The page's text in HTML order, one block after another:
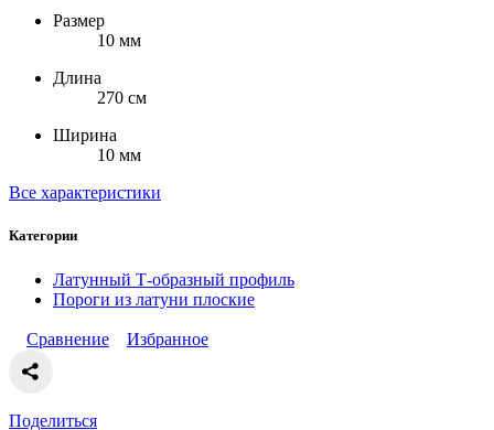
Размер
10 мм
Длина
270 см
Ширина
10 мм
Все характеристики
Категории
Латунный Т-образный профиль
Пороги из латуни плоские
Сравнение Избранное
Поделиться